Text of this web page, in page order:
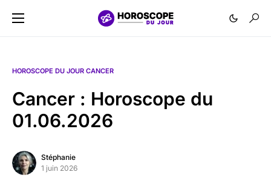
HOROSCOPE DU JOUR CANCER
Cancer : Horoscope du
01.06.2026
Stéphanie
1 juin 2026